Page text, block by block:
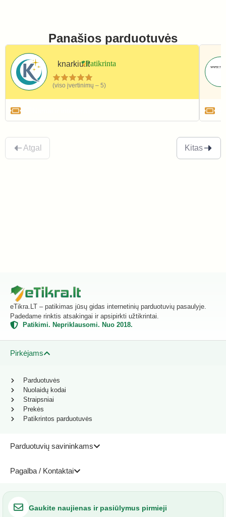
Panašios parduotuvės
knarkiu.lt
(viso įvertinimų – 5)
Atgal Kitas
eTikra.LT – patikimas jūsų gidas internetinių parduotuvių pasaulyje.
Padedame rinktis atsakingai ir apsipirkti užtikrintai.
Patikimi. Nepriklausomi. Nuo 2018.
Pirkėjams
Parduotuvių savininkams
Pagalba / Kontaktai
Parduotuvės
Nuolaidų kodai
Straipsniai
Prekės
Patikrintos parduotuvės
Gaukite naujienas ir pasiūlymus pirmieji